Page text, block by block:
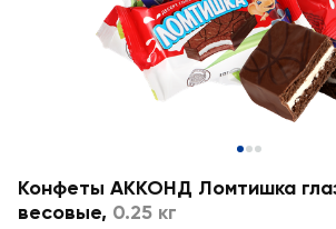
Конфеты АККОНД Ломтишка
весовые, 0.25 кг